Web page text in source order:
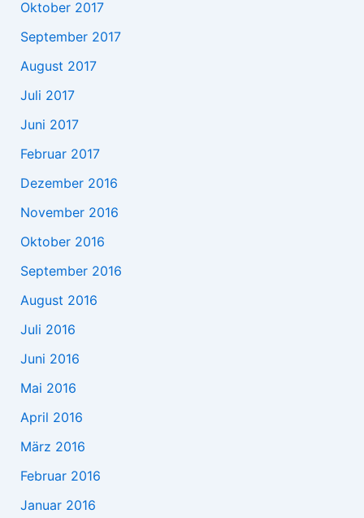
Oktober 2017
September 2017
August 2017
Juli 2017
Juni 2017
Februar 2017
Dezember 2016
November 2016
Oktober 2016
September 2016
August 2016
Juli 2016
Juni 2016
Mai 2016
April 2016
März 2016
Februar 2016
Januar 2016